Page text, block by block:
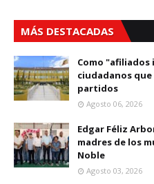
MÁS DESTACADAS
Como
ciudadanos
partidos
Agosto 06, 2026
Edgar Féliz
madres de los
Noble
Agosto 03, 2026